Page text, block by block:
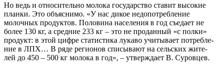
Но ведь и отно­си­тель­но моло­ка госу­дар­ство ста­вит высо­кие
план­ки. Это объ­яс­ни­мо. «У нас дикое недо­по­треб­ле­ние
молоч­ных про­дук­тов. Поло­ви­на насе­ле­ния в год съе­да­ет не
более 130 кг, а сред­ние 233 кг – это не про­дан­ный «с пол­ки»
про­дукт: в этой циф­ре ста­ти­сти­ка лука­во учи­ты­ва­ет потреб­ле­
ние в ЛПХ… В ряде реги­о­нов спи­сы­ва­ют на сель­ских жите­
лей до 450 – 500 кг моло­ка в год», – утвер­жда­ет В. Суровцев.